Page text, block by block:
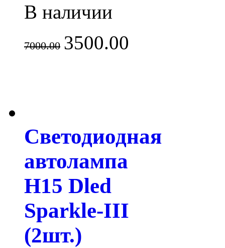
В наличии
7000.00 3500.00
Светодиодная
автолампа
H15 Dled
Sparkle-III
(2шт.)